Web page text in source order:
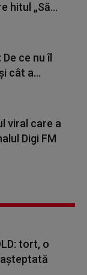
hitul „Să...
ce nu îl
cât a...
viral care a
Digi FM
tort, o